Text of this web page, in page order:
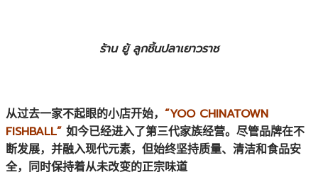
ร้าน ยู้ ลูกชิ้นปลาเยาวราช
从过去一家不起眼的小店开始， “YOO CHINATOWN
FISHBALL” 如今已经进入了第三代家族经营。尽管品牌在不
断发展，并融入现代元素，但始终坚持质量、清洁和食品安
全，同时保持着从未改变的正宗味道